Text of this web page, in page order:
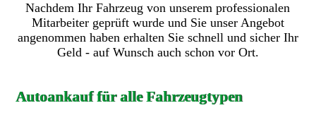
Nachdem Ihr Fahrzeug von unserem professionalen
Mitarbeiter geprüft wurde und Sie unser Angebot
angenommen haben erhalten Sie schnell und sicher Ihr
Geld - auf Wunsch auch schon vor Ort.
Autoankauf für alle Fahrzeugtypen